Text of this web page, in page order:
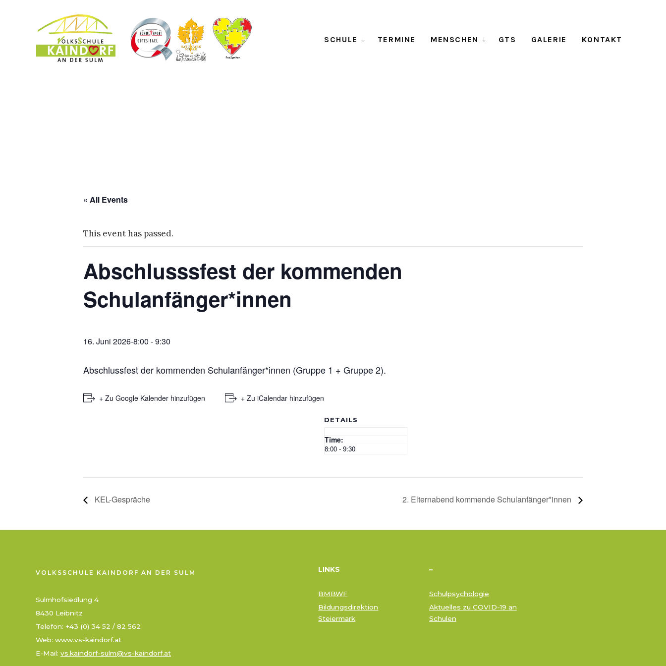
SCHULE TERMINE MENSCHEN GTS GALERIE KONTAKT
« All Events
This event has passed.
Abschlusssfest der kommenden
Schulanfänger*innen
16. Juni 2026-8:00 -9:30
Abschlussfest der kommenden Schulanfänger*innen (Gruppe 1 + Gruppe 2).
+ Zu Google Kalender hinzufügen + Zu iCalendar hinzufügen
DETAILS
Time:
8:00 - 9:30
KEL-Gespräche 2. Elternabend kommende Schulanfänger*innen
VOLKSSCHULE KAINDORF AN DER SULM
Sulmhofsiedlung 4
8430 Leibnitz
Telefon: +43 (0) 34 52 / 82 562
Web: www.vs-kaindorf.at
E-Mail: vs.kaindorf-sulm@vs-kaindorf.at
LINKS
BMBWF
Bildungsdirektion
Steiermark
–
Schulpsychologie
Aktuelles zu COVID-19 an
Schulen